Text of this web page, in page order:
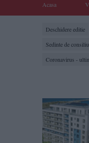
Acasa
Deschidere editie
Sedinte de consiliu
Coronavirus -